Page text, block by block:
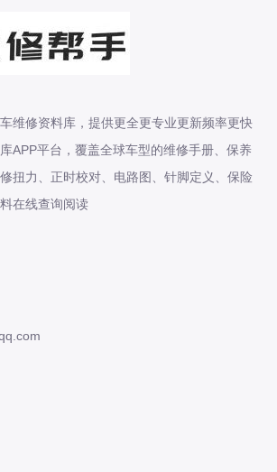
维修资料库，提供更全更专业更新频率更快
APP平台，覆盖全球车型的维修手册、保养
扭力、正时校对、电路图、针脚定义、保险
在线查询阅读